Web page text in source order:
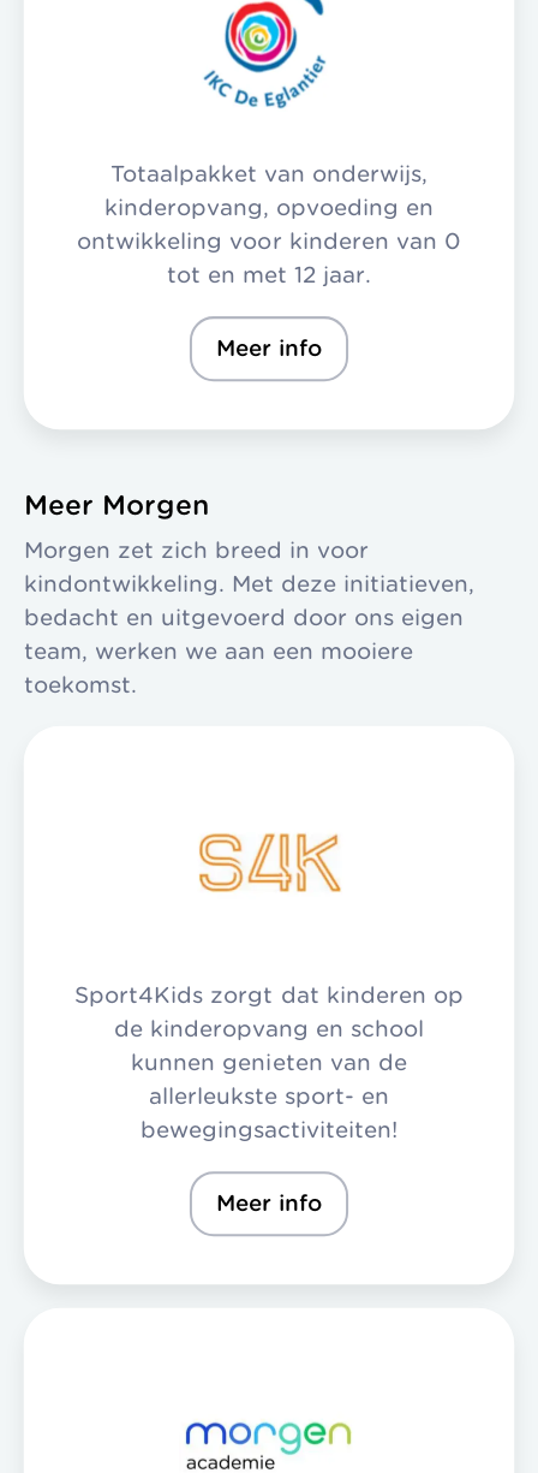
Totaalpakket van onderwijs,
kinderopvang, opvoeding en
ontwikkeling voor kinderen van 0
tot en met 12 jaar.
Meer info
Meer Morgen
Morgen zet zich breed in voor
kindontwikkeling. Met deze initiatieven,
bedacht en uitgevoerd door ons eigen
team, werken we aan een mooiere
toekomst.
Sport4Kids zorgt dat kinderen op
de kinderopvang en school
kunnen genieten van de
allerleukste sport- en
bewegingsactiviteiten!
Meer info